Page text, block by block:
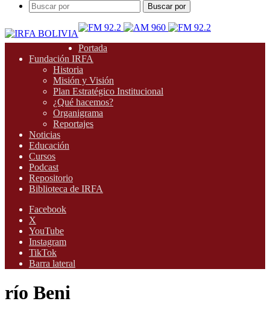
Buscar por
Portada
Fundación IRFA
Historia
Misión y Visión
Plan Estratégico Institucional
¿Qué hacemos?
Organigrama
Reportajes
Noticias
Educación
Cursos
Podcast
Repositorio
Biblioteca de IRFA
Facebook
X
YouTube
Instagram
TikTok
Barra lateral
río Beni